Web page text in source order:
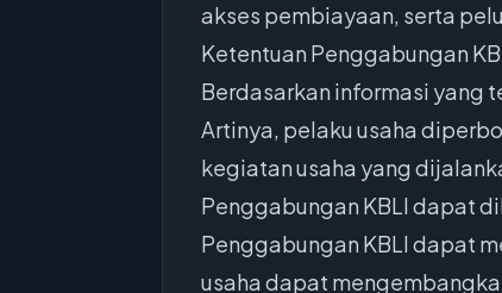
akses pembiayaan, serta
Ketentuan Penggabungan
Berdasarkan informasi yang
Artinya, pelaku usaha
kegiatan usaha yang
Penggabungan KBLI dapat
Penggabungan KBLI dapat
usaha dapat